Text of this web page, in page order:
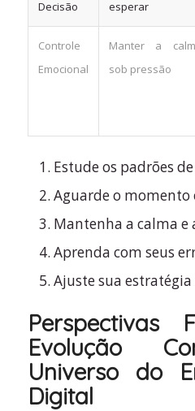
Decisão esperar
Controle
Emocional
Manter a
sob pressão
Estude os padrões
Aguarde o
Mantenha a calma e
Aprenda com seus
Ajuste sua
Evolução
Universo do
Digital